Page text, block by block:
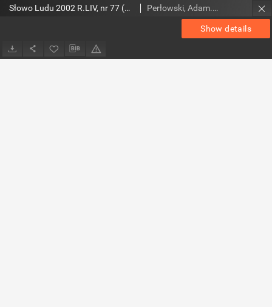
Show details
Słowo Ludu 2002 R.LIV, nr 77 (Ostrowiec, Starachowice, Skarżysko, Końskie) Perłowski, Adam. Red.